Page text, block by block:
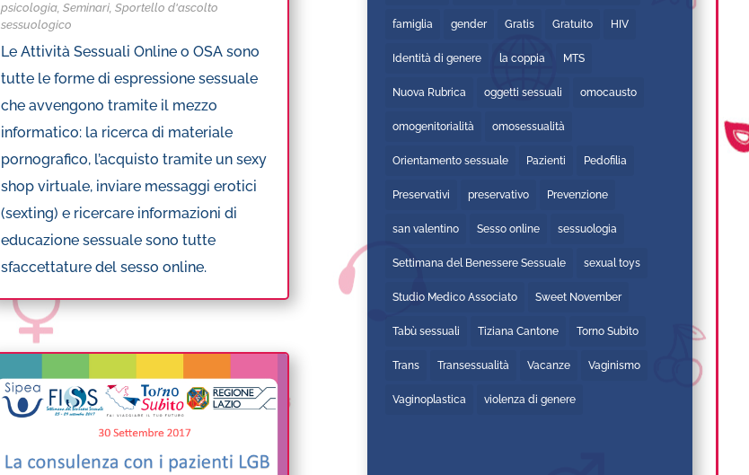
psicologia, Seminari, Sportello d'ascolto
sessuologico
Le Attività Sessuali Online o OSA sono
tutte le forme di espressione sessuale
che avvengono tramite il mezzo
informatico: la ricerca di materiale
pornografico, l’acquisto tramite un sexy
shop virtuale, inviare messaggi erotici
(sexting) e ricercare informazioni di
educazione sessuale sono tutte
sfaccettature del sesso online.
famiglia gender Gratis Gratuito HIV
Identità di genere la coppia MTS
Nuova Rubrica oggetti sessuali omocausto
omogenitorialità omosessualità
Orientamento sessuale Pazienti Pedofilia
Preservativi preservativo Prevenzione
san valentino Sesso online sessuologia
Settimana del Benessere Sessuale sexual toys
Studio Medico Associato Sweet November
Tabù sessuali Tiziana Cantone Torno Subito
Trans Transessualità Vacanze Vaginismo
Vaginoplastica violenza di genere